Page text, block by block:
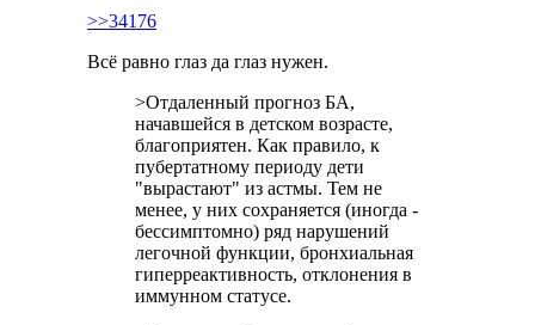
>>34176
Всё равно глаз да глаз нужен.
>Отдаленный прогноз БА,
начавшейся в детском возрасте,
благоприятен. Как правило, к
пубертатному периоду дети
"вырастают" из астмы. Тем не
менее, у них сохраняется (иногда -
бессимптомно) ряд нарушений
легочной функции, бронхиальная
гиперреактивность, отклонения в
иммунном статусе.